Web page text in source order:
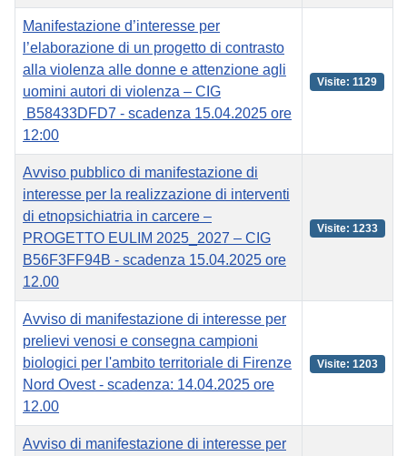
Manifestazione d’interesse per
l’elaborazione di un progetto di contrasto
alla violenza alle donne e attenzione agli
uomini autori di violenza – CIG
B58433DFD7 - scadenza 15.04.2025 ore
12:00
Visite: 1129
Avviso pubblico di manifestazione di
interesse per la realizzazione di interventi
di etnopsichiatria in carcere –
PROGETTO EULIM 2025_2027 – CIG
B56F3FF94B - scadenza 15.04.2025 ore
12.00
Visite: 1233
Avviso di manifestazione di interesse per
prelievi venosi e consegna campioni
biologici per l'ambito territoriale di Firenze
Nord Ovest - scadenza: 14.04.2025 ore
12.00
Visite: 1203
Avviso di manifestazione di interesse per